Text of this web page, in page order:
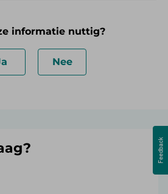
informatie nuttig?
Nee